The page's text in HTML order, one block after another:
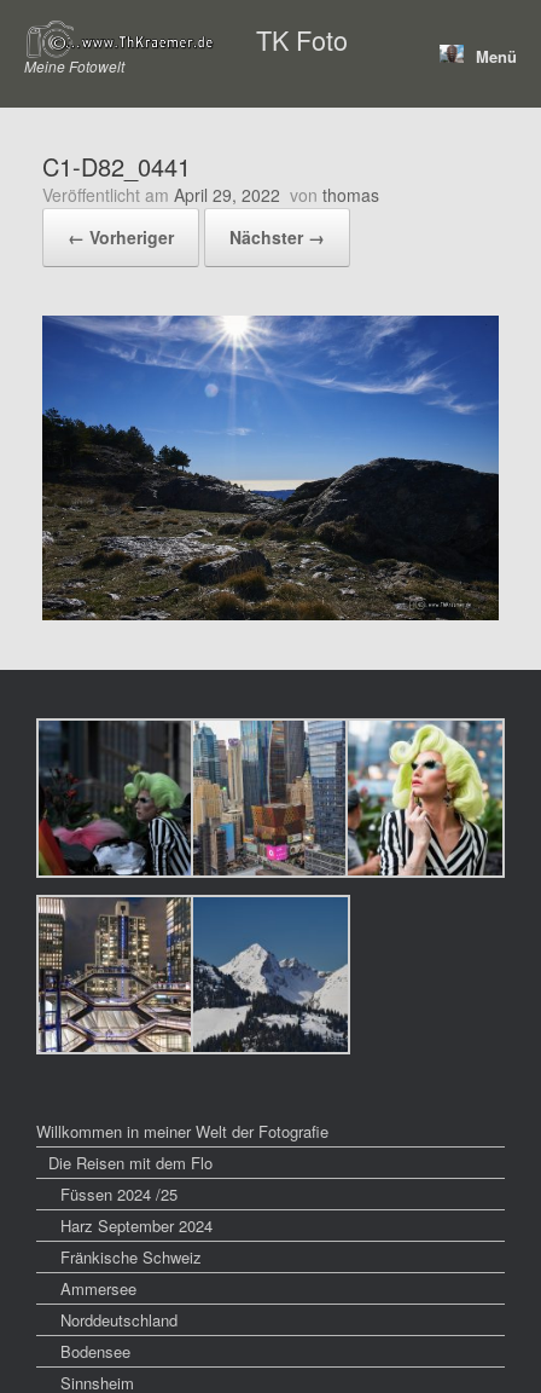
Inhalt
springen
TK Foto
Meine Fotowelt Menü
C1-D82_0441
Veröffentlicht am April 29, 2022 von thomas
← Vorheriger
Nächster →
Willkommen in meiner Welt der Fotografie
Die Reisen mit dem Flo
Füssen 2024 /25
Harz September 2024
Fränkische Schweiz
Ammersee
Norddeutschland
Bodensee
Sinnsheim